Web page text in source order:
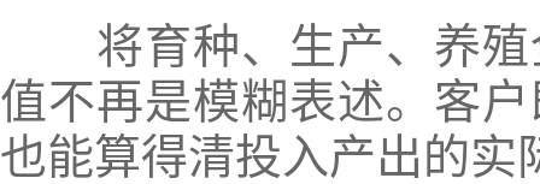
将育种、生产、养殖
值不再是模糊表述。客
也能算得清投入产出的实